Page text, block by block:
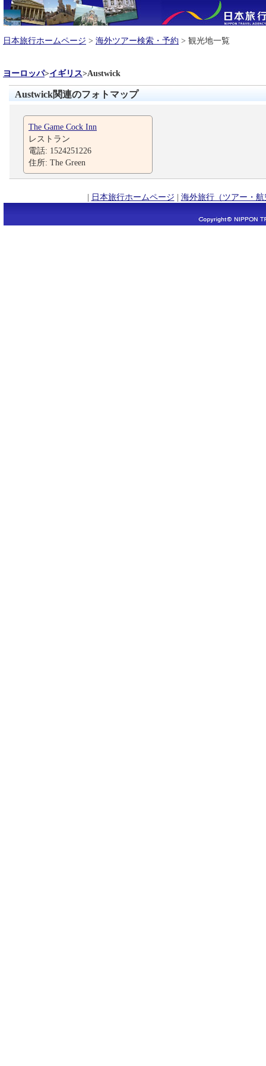
日本旅行ホームページ > 海外ツアー検索・予約 > 観光地一覧
ヨーロッパ>イギリス>Austwick
Austwick関連のフォトマップ
The Game Cock Inn
レストラン
電話: 1524251226
住所: The Green
| 日本旅行ホームページ | 海外旅行（ツアー・航